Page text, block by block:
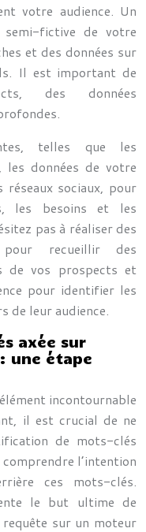
votre audience. Un
semi-fictive de votre
et des données sur
Il est important de
des données
telles que les
les données de votre
sociaux, pour
les besoins et les
pas à réaliser des
recueillir des
de vos prospects et
pour identifier les
de leur audience.
axée sur
une étape
incontournable
il est crucial de ne
de mots-clés
l’intention
ces mots-clés.
le but ultime de
sur un moteur